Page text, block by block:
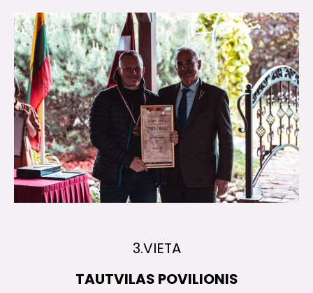
3.VIETA
TAUTVILAS POVILIONIS